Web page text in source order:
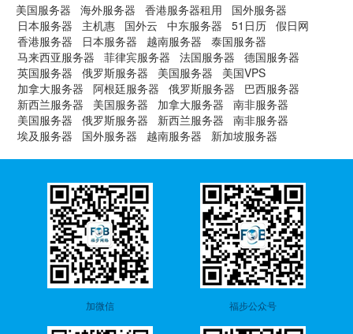
美国服务器 海外服务器 香港服务器租用
国外服务器
日本服务器
主机惠 国外云 中东服务器 51日历 假日网
香港服务器
日本服务器 越南服务器
泰国服务器
马来西亚服务器
菲律宾服务器 法国服务器
德国服务器
英国服务器
俄罗斯服务器 美国服务器
美国VPS
加拿大服务器
阿根廷服务器 俄罗斯服务器
巴西服务器
新西兰服务器
美国服务器 加拿大服务器
南非服务器
美国服务器
俄罗斯服务器 新西兰服务器
南非服务器
埃及服务器
国外服务器 越南服务器 新加坡服务器
加微信 福步公众号